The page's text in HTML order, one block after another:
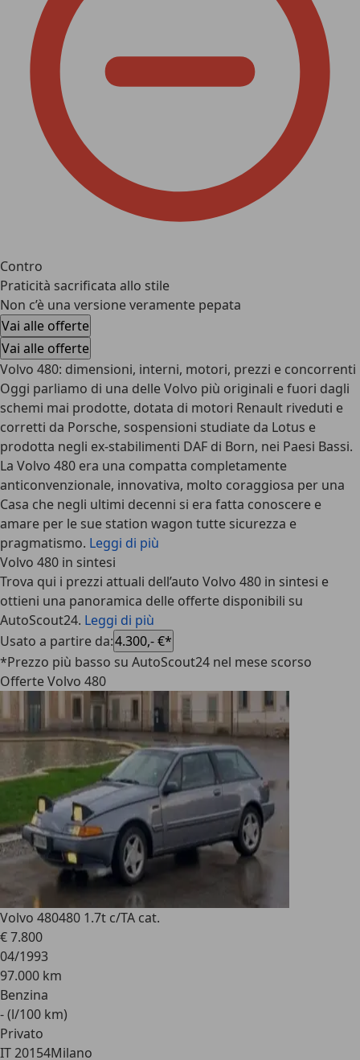
Contro
Praticità sacrificata allo stile
Non c’è una versione veramente pepata
Vai alle offerte
Vai alle offerte
Volvo 480: dimensioni, interni, motori, prezzi e concorrenti
Oggi parliamo di una delle Volvo più originali e fuori dagli
schemi mai prodotte, dotata di motori Renault riveduti e
corretti da Porsche, sospensioni studiate da Lotus e
prodotta negli ex-stabilimenti DAF di Born, nei Paesi Bassi.
La Volvo 480 era una compatta completamente
anticonvenzionale, innovativa, molto coraggiosa per una
Casa che negli ultimi decenni si era fatta conoscere e
amare per le sue station wagon tutte sicurezza e
pragmatismo. Leggi di più
Volvo 480 in sintesi
Trova qui i prezzi attuali dell’auto Volvo 480 in sintesi e
ottieni una panoramica delle offerte disponibili su
AutoScout24. Leggi di più
Usato a partire da:4.300,- €*
*Prezzo più basso su AutoScout24 nel mese scorso
Offerte Volvo 480
Volvo 480480 1.7t c/TA cat.
€ 7.800
04/1993
97.000 km
Benzina
- (l/100 km)
Privato
IT 20154Milano